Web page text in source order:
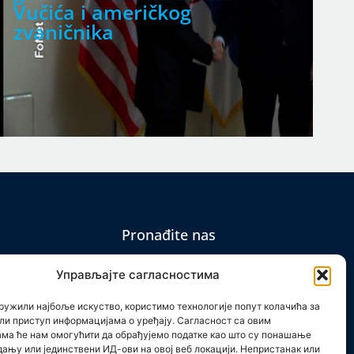
Управљајте сагласностима
најбоље искуство, користимо технологије попут колачића за
приступ информацијама о уређају. Сагласност са овим
ће нам омогућити да обрађујемо податке као што су понашање
или јединствени ИД-ови на овој веб локацији. Непристанак или
Vučića i američkog
zvaničnika
Pronađite nas